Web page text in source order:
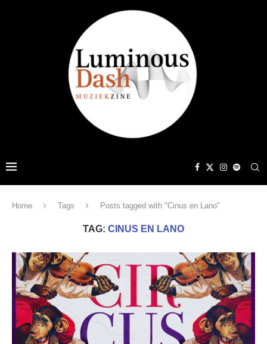
Home Tags Posts tagged with "Cinus en Lano"
TAG: CINUS EN LANO